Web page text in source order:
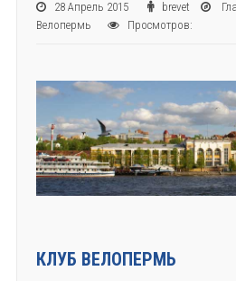
28 Апрель 2015 brevet
Велопермь
Просмотров:
КЛУБ ВЕЛОПЕРМЬ